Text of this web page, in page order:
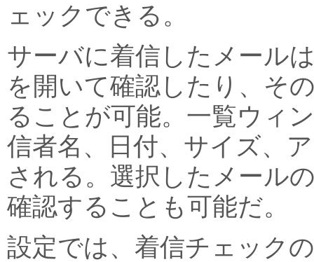
ェックできる。
サーバに着信したメール
を開いて確認したり、そ
ることが可能。一覧ウィ
信者名、日付、サイズ、
される。選択したメール
確認することも可能だ。
設定では、着信チェック